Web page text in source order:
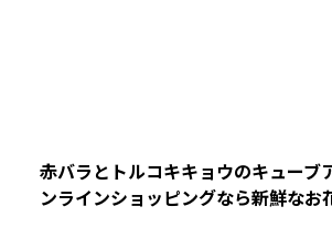
赤バラとトルコキキョウのキューブ
ンラインショッピングなら新鮮なお